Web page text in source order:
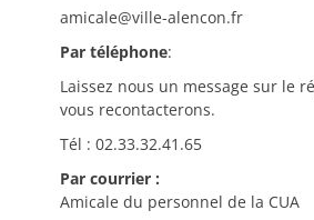
amicale@ville-alencon.fr
Par téléphone:
Laissez nous un message sur le
vous recontacterons.
Tél : 02.33.32.41.65
Par courrier :
Amicale du personnel de la CUA